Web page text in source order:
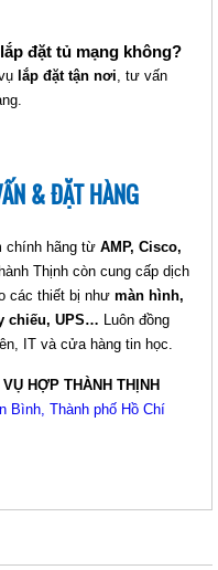
đặt tủ mạng không?
lắp đặt tận nơi, tư vấn
& ĐẶT HÀNG
chính hãng từ AMP, Cisco,
Thịnh còn cung cấp dịch
các thiết bị như màn hình,
chiếu, UPS… Luôn đồng
IT và cửa hàng tin học.
HỢP THÀNH THỊNH
Bình, Thành phố Hồ Chí